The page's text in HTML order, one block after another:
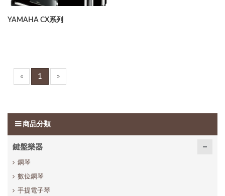
YAMAHA CX系列
« 1 »
商品分類
鍵盤樂器
鋼琴
數位鋼琴
手提電子琴